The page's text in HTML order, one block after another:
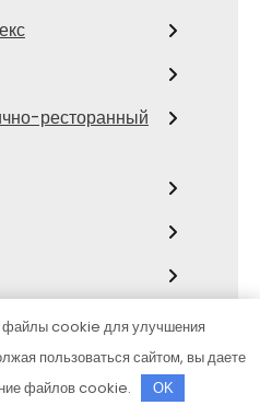
ресторанный
файлы cookie для улучшения
пользоваться сайтом, вы даете
файлов cookie.
OK